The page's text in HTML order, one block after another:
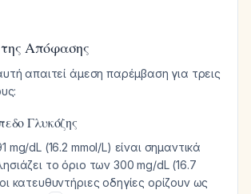
Απόφασης
απαιτεί άμεση παρέμβαση για τρεις
Γλυκόζης
mg/dL (16.2 mmol/L) είναι σημαντικά
το όριο των 300 mg/dL (16.7
κατευθυντήριες οδηγίες ορίζουν ως